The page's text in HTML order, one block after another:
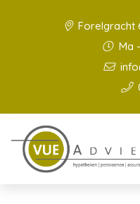
Forelgracht
Ma